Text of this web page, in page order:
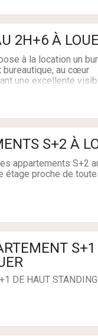
syndic
nos
138
2H+6 À
à la location un
au cœur
une excellente
S+2 À
appartements S+2
étage proche de
S+1
DE HAUT STANDING
a la location un